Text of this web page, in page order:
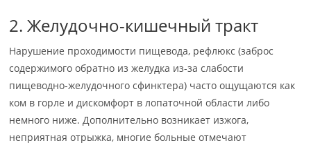
2. Желудочно-кишечный тракт
Нарушение проходимости пищевода, рефлюкс (заброс
содержимого обратно из желудка из-за слабости
пищеводно-желудочного сфинктера) часто ощущаются как
ком в горле и дискомфорт в лопаточной области либо
немного ниже. Дополнительно возникает изжога,
неприятная отрыжка, многие больные отмечают